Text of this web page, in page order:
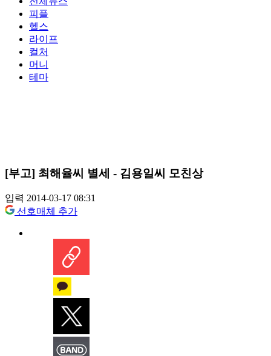
피플
헬스
라이프
컬처
머니
테마
[부고] 최해율씨 별세 - 김용일씨 모친상
입력 2014-03-17 08:31
선호매체 추가